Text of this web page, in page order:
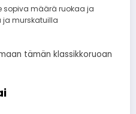
sopiva määrä ruokaa ja
ja murskatuilla
tämän klassikkoruoan